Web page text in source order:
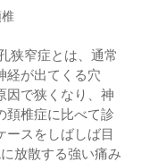
狭窄症とは、通常
経が出てくる穴
因で狭くなり、神
頚椎症に比べて診
ースをしばしば目
放散する強い痛み